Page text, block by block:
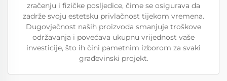
zračenju i fizičke posljedice, čime se osigurava da
zadrže svoju estetsku privlačnost tijekom vremena.
Dugovječnost naših proizvoda smanjuje troškove
održavanja i povećava ukupnu vrijednost vaše
investicije, što ih čini pametnim izborom za svaki
građevinski projekt.